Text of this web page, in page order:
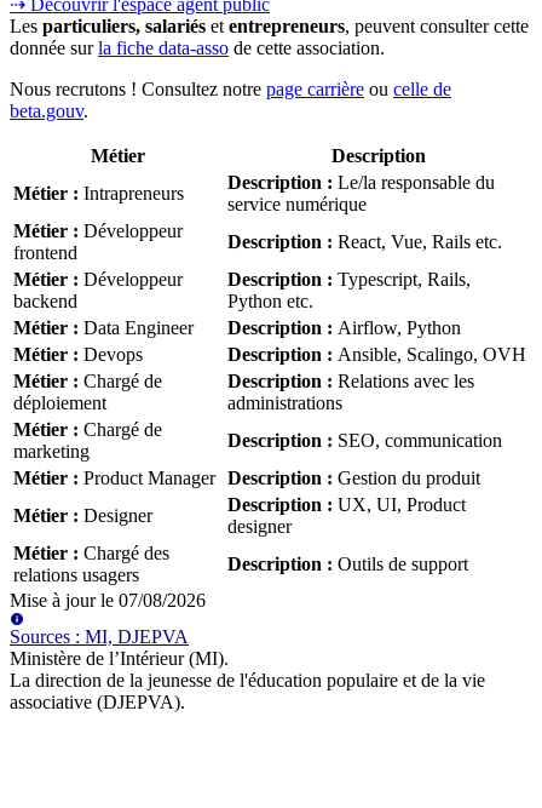
Les particuliers, salariés et entrepreneurs, peuvent consulter cette
donnée sur la fiche data-asso de cette association.
Nous recrutons ! Consultez notre page carrière ou celle de
beta.gouv.
Métier
Description
Métier : Intrapreneurs
Description : Le/la responsable du
service numérique
Métier : Développeur
frontend
Description : React, Vue, Rails etc.
Métier : Développeur
backend
Description : Typescript, Rails,
Python etc.
Métier : Data Engineer Description : Airflow, Python
Métier : Devops Description : Ansible, Scalingo, OVH
Métier : Chargé de
déploiement
Description : Relations avec les
administrations
Métier : Chargé de
marketing
Description : SEO, communication
Métier : Product Manager Description : Gestion du produit
Métier : Designer
Description : UX, UI, Product
designer
Métier : Chargé des
relations usagers
Description : Outils de support
Mise à jour le 07/08/2026
Sources : MI, DJEPVA
Ministère de l’Intérieur (MI).
La direction de la jeunesse de l'éducation populaire et de la vie
associative (DJEPVA).